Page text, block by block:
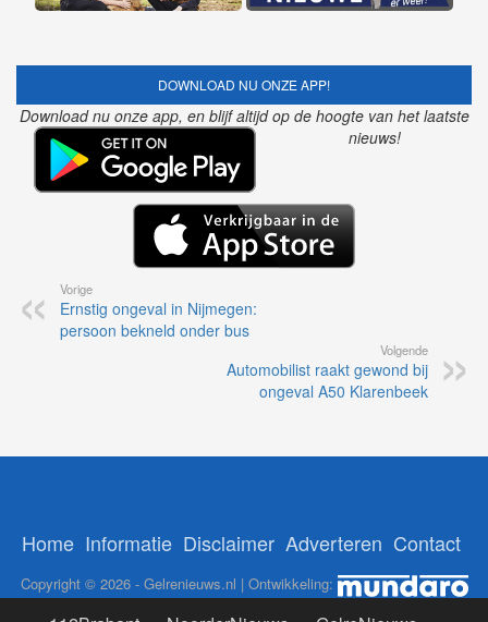
DOWNLOAD NU ONZE APP!
Download nu onze app, en blijf altijd op de hoogte van het laatste
nieuws!
Vorige
Ernstig ongeval in Nijmegen:
persoon bekneld onder bus
Volgende
Automobilist raakt gewond bij
ongeval A50 Klarenbeek
Home Informatie Disclaimer Adverteren Contact
Copyright © 2026 - Gelrenieuws.nl | Ontwikkeling: